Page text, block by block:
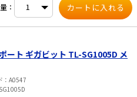
：
ート ギガビット TL-SG1005D メ
A0547